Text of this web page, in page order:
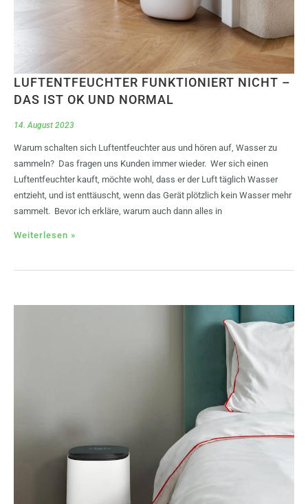
LUFTENTFEUCHTER FUNKTIONIERT NICHT –
DAS IST OK UND NORMAL
14. August 2023
Warum schalten sich Luftentfeuchter aus und hören auf, Wasser zu
sammeln? Das fragen uns Kunden immer wieder. Wer sich einen
Luftentfeuchter kauft, möchte wohl, dass er der Luft täglich Wasser
entzieht, und ist enttäuscht, wenn das Gerät plötzlich kein Wasser mehr
sammelt. Bevor ich erkläre, warum auch dann alles in
Weiterlesen »